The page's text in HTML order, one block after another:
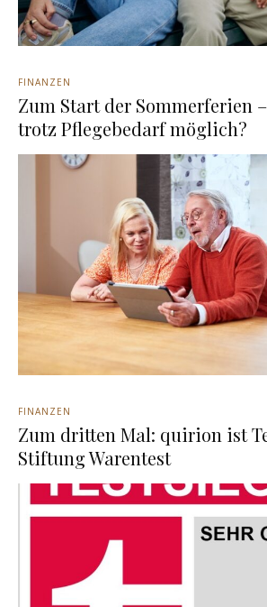
FINANZEN
Zum Start der Sommerferien
trotz Pflegebedarf möglich?
FINANZEN
Zum dritten Mal: quirion ist
Stiftung Warentest